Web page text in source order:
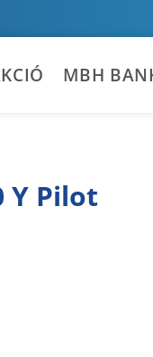
MBH
Y Pilot